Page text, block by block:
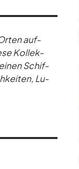
auf­
Kol­lek­
Schif­
Lu­